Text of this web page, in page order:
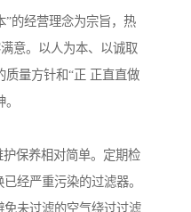
”的经营理念为宗旨，热
意。以人为本、以诚取
质量方针和“正 正直直做
保养相对简单。定期检
经严重污染的过滤器。
未过滤的空气绕过过滤